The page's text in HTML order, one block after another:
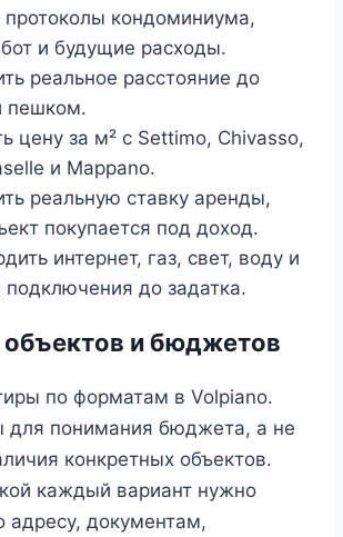
протоколы кондоминиума,
и будущие расходы.
реальное расстояние до
пешком.
цену за м² с Settimo, Chivasso,
и Mappano.
реальную ставку аренды,
покупается под доход.
интернет, газ, свет, воду и
подключения до задатка.
и бюджетов
по форматам в Volpiano.
для понимания бюджета, а не
конкретных объектов.
каждый вариант нужно
адресу, документам,